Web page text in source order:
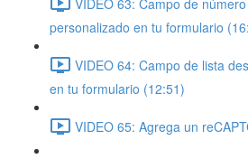
personalizado en tu formulario
VIDEO 64: Campo de lista
en tu formulario (12:51)
VIDEO 65: Agrega un